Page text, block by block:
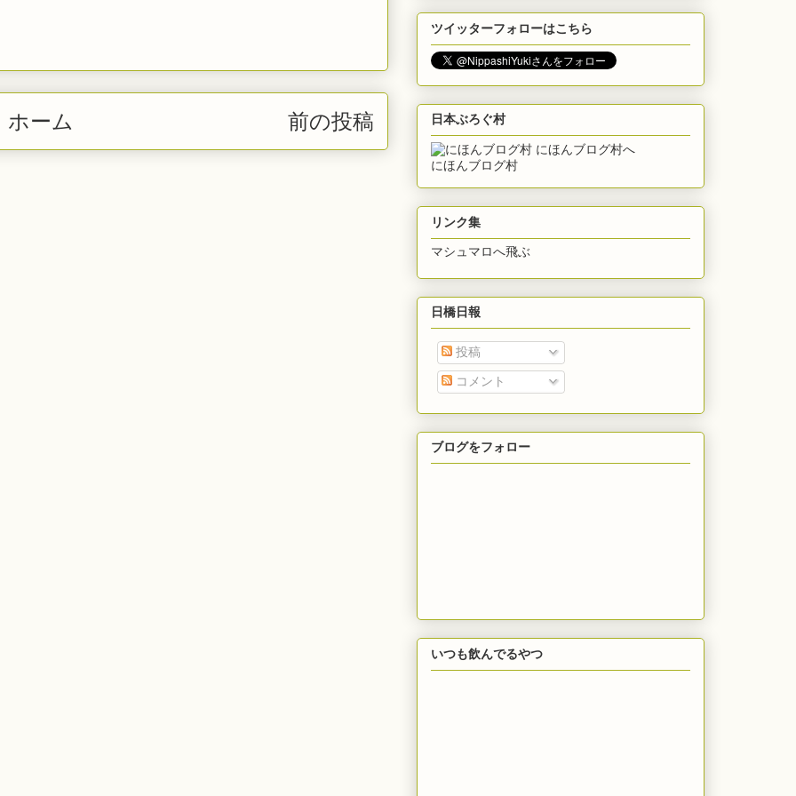
前の投稿
ホーム
ツイッターフォローはこちら
日本ぶろぐ村
にほんブログ村
リンク集
マシュマロへ飛ぶ
日橋日報
投稿
コメント
ブログをフォロー
いつも飲んでるやつ